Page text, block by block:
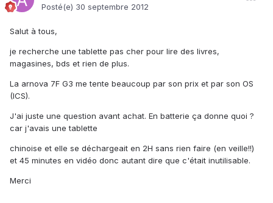
Posté(e) 30 septembre 2012
Salut à tous,
je recherche une tablette pas cher pour lire des livres,
magasines, bds et rien de plus.
La arnova 7F G3 me tente beaucoup par son prix et par son OS
(ICS).
J'ai juste une question avant achat. En batterie ça donne quoi ?
car j'avais une tablette
chinoise et elle se déchargeait en 2H sans rien faire (en veille!!)
et 45 minutes en vidéo donc autant dire que c'était inutilisable.
Merci